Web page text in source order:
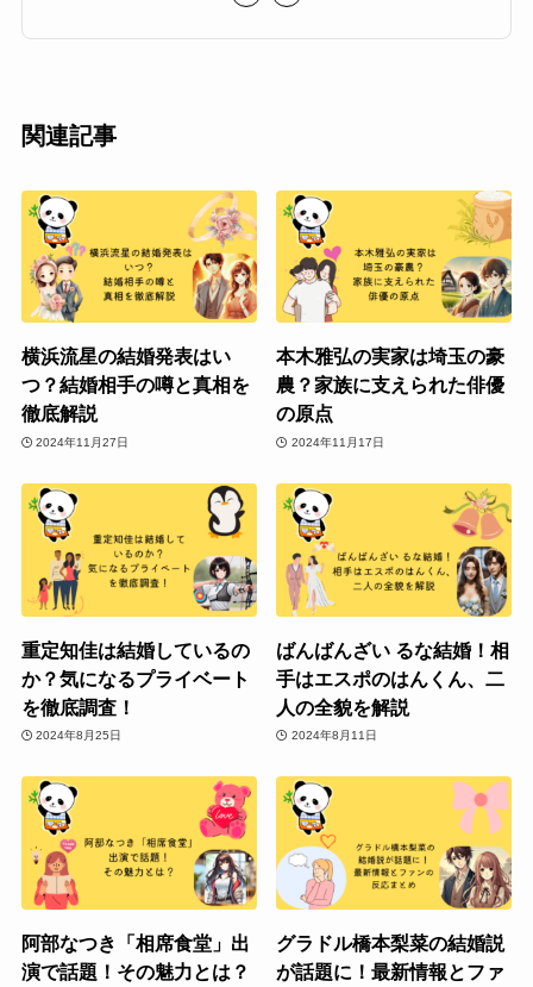
関連記事
横浜流星の結婚発表はい
つ？結婚相手の噂と真相を
徹底解説
2024年11月27日
本木雅弘の実家は埼玉の豪
農？家族に支えられた俳優
の原点
2024年11月17日
重定知佳は結婚しているの
か？気になるプライベート
を徹底調査！
2024年8月25日
ばんばんざい るな結婚！相
手はエスポのはんくん、二
人の全貌を解説
2024年8月11日
阿部なつき「相席食堂」出
演で話題！その魅力とは？
グラドル橋本梨菜の結婚説
が話題に！最新情報とファ